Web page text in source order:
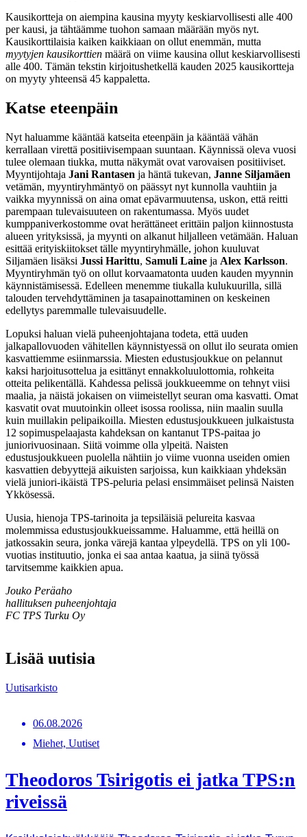
Kausikortteja on aiempina kausina myyty keskiarvollisesti alle 400
per kausi, ja tähtäämme tuohon samaan määrään myös nyt.
Kausikorttilaisia kaiken kaikkiaan on ollut enemmän, mutta
myytyjen kausikorttien määrä on viime kausina ollut keskiarvollisesti
alle 400. Tämän tekstin kirjoitushetkellä kauden 2025 kausikortteja
on myyty yhteensä 45 kappaletta.
Katse eteenpäin
Nyt haluamme kääntää katseita eteenpäin ja kääntää vähän
kerrallaan virettä positiivisempaan suuntaan. Käynnissä oleva vuosi
tulee olemaan tiukka, mutta näkymät ovat varovaisen positiiviset.
Myyntijohtaja Jani Rantasen ja häntä tukevan, Janne Siljamäen
vetämän, myyntiryhmäntyö on päässyt nyt kunnolla vauhtiin ja
vaikka myynnissä on aina omat epävarmuutensa, uskon, että reitti
parempaan tulevaisuuteen on rakentumassa. Myös uudet
kumppaniverkostomme ovat herättäneet erittäin paljon kiinnostusta
alueen yrityksissä, ja myynti on alkanut hiljalleen vetämään. Haluan
esittää erityiskiitokset tälle myyntiryhmälle, johon kuuluvat
Siljamäen lisäksi Jussi Harittu, Samuli Laine ja Alex Karlsson.
Myyntiryhmän työ on ollut korvaamatonta uuden kauden myynnin
käynnistämisessä. Edelleen menemme tiukalla kulukuurilla, sillä
talouden tervehdyttäminen ja tasapainottaminen on keskeinen
edellytys paremmalle tulevaisuudelle.
Lopuksi haluan vielä puheenjohtajana todeta, että uuden
jalkapallovuoden vähitellen käynnistyessä on ollut ilo seurata omien
kasvattiemme esiinmarssia. Miesten edustusjoukkue on pelannut
kaksi harjoitusottelua ja esittänyt ennakkoluulottomia, rohkeita
otteita pelikentällä. Kahdessa pelissä joukkueemme on tehnyt viisi
maalia, ja näistä jokaisen on viimeistellyt seuran oma kasvatti. Omat
kasvatit ovat muutoinkin olleet isossa roolissa, niin maalin suulla
kuin muillakin pelipaikoilla. Miesten edustusjoukkueen julkaistusta
12 sopimuspelaajasta kahdeksan on kantanut TPS-paitaa jo
juniorivuosinaan. Siitä voimme olla ylpeitä. Naisten
edustusjoukkueen puolella nähtiin jo viime vuonna useiden omien
kasvattien debyyttejä aikuisten sarjoissa, kun kaikkiaan yhdeksän
vielä juniori-ikäistä TPS-peluria pelasi ensimmäiset pelinsä Naisten
Ykkösessä.
Uusia, hienoja TPS-tarinoita ja tepsiläisiä pelureita kasvaa
molemmissa edustusjoukkueissamme. Haluamme, että heillä on
jatkossakin seura, jonka värejä kantaa ylpeydellä. TPS on yli 100-
vuotias instituutio, jonka ei saa antaa kaatua, ja siinä työssä
tarvitsemme kaikkien apua.
Jouko Peräaho
hallituksen puheenjohtaja
FC TPS Turku Oy
Lisää uutisia
Uutisarkisto
06.08.2026
Miehet, Uutiset
Theodoros Tsirigotis ei jatka TPS:n
riveissä